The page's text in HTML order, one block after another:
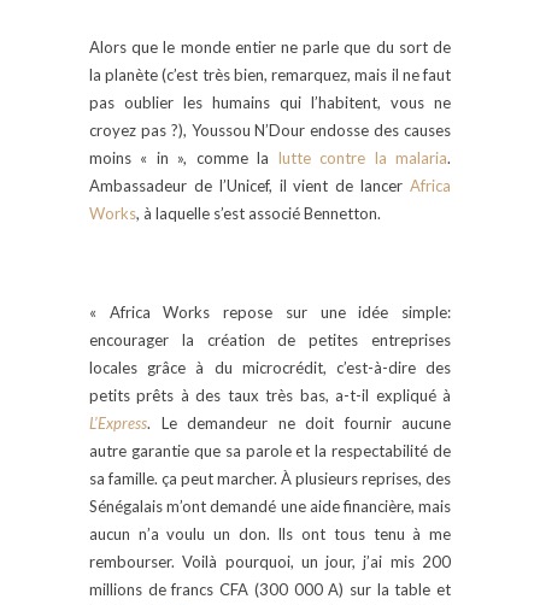
Alors que le monde entier ne parle que du sort de
la planète (c’est très bien, remarquez, mais il ne faut
pas oublier les humains qui l’habitent, vous ne
croyez pas ?), Youssou N’Dour endosse des causes
moins « in », comme la lutte contre la malaria.
Ambassadeur de l’Unicef, il vient de lancer Africa
Works, à laquelle s’est associé Bennetton.
« Africa Works repose sur une idée simple:
encourager la création de petites entreprises
locales grâce à du microcrédit, c’est-à-dire des
petits prêts à des taux très bas, a-t-il expliqué à
L’Express. Le demandeur ne doit fournir aucune
autre garantie que sa parole et la respectabilité de
sa famille. ça peut marcher. À plusieurs reprises, des
Sénégalais m’ont demandé une aide financière, mais
aucun n’a voulu un don. Ils ont tous tenu à me
rembourser. Voilà pourquoi, un jour, j’ai mis 200
millions de francs CFA (300 000 A) sur la table et